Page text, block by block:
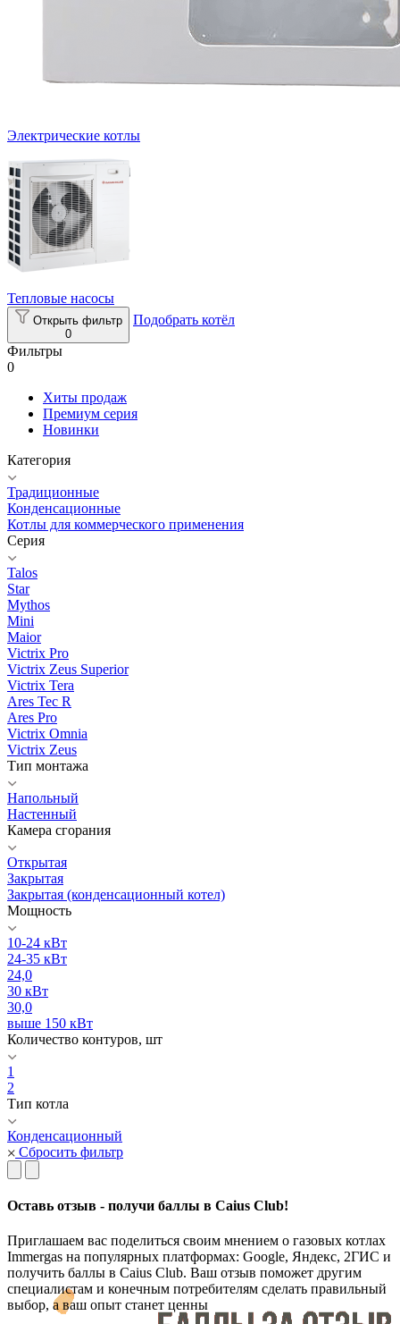
Электрические котлы
Тепловые насосы
Открыть фильтр
0
Подобрать котёл
Фильтры
0
Хиты продаж
Премиум серия
Новинки
Категория
Традиционные
Конденсационные
Котлы для коммерческого применения
Серия
Talos
Star
Mythos
Mini
Maior
Victrix Pro
Victrix Zeus Superior
Victrix Tera
Ares Tec R
Ares Pro
Victrix Omnia
Victrix Zeus
Тип монтажа
Напольный
Настенный
Камера сгорания
Открытая
Закрытая
Закрытая (конденсационный котел)
Мощность
10-24 кВт
24-35 кВт
24,0
30 кВт
30,0
выше 150 кВт
Количество контуров, шт
1
2
Тип котла
Конденсационный
Сбросить фильтр
Оставь отзыв - получи баллы в Caius Club!
Приглашаем вас поделиться своим мнением о газовых котлах
Immergas на популярных платформах: Google, Яндекс, 2ГИС и
получить баллы в Caius Club. Ваш отзыв поможет другим
специалистам и конечным потребителям сделать правильный
выбор, а ваш опыт станет ценны